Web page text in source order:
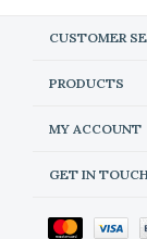
CUSTOMER
PRODUCTS
MY ACCOUNT
GET IN